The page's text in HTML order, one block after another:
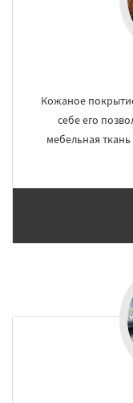
Кожаное
себе его
мебельная